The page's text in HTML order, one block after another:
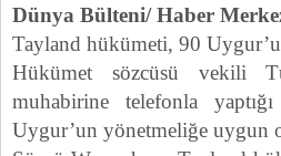
Dünya Bülteni/ Haber
Tayland hükümeti, 90
Hükümet sözcüsü vekili
muhabirine telefonla
Uygur’un yönetmeliğe uygun